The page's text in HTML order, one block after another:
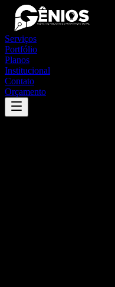
Serviços
Portfólio
Planos
Institucional
Contato
Orçamento